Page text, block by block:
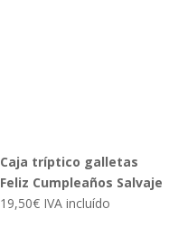
Caja tríptico galletas
Feliz Cumpleaños Salvaje
19,50€ IVA incluído